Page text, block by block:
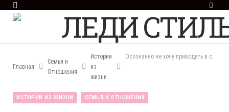
e
Главная
Семья и
Отношения
Истории
из
жизни
Осознанно не хочу приводить в свою квартиру мужчину. Считаю, муж сам должен обеспечить кров для семьи. Разве я не права?
ИСТОРИИ ИЗ ЖИЗНИ СЕМЬЯ И ОТНОШЕНИЯ